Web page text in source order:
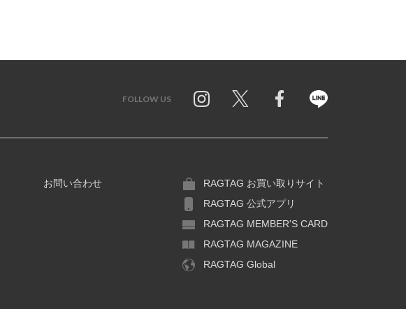
FOLLOW US
お問い合わせ
RAGTAG お買い取りサイト
RAGTAG 公式アプリ
RAGTAG MEMBER'S CARD
RAGTAG MAGAZINE
RAGTAG Global